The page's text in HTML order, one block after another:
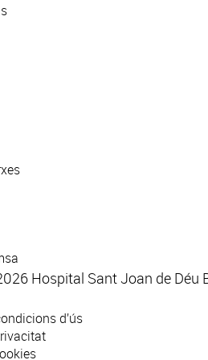
Hospital Sant Joan de Déu
d’ús